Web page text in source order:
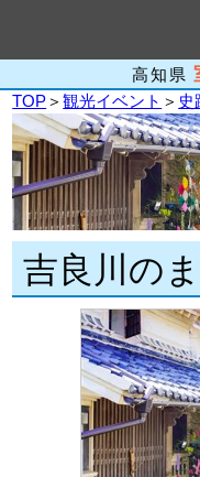
高知県
TOP＞観光イベント ＞ 史
吉良川の